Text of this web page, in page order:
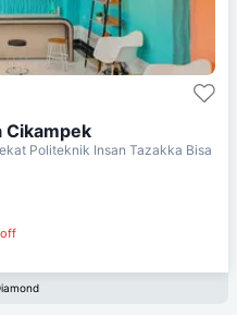
Cikampek
Politeknik Insan Tazakka Bisa